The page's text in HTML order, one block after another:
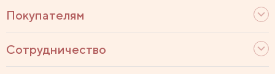
Покупателям
Сотрудничество